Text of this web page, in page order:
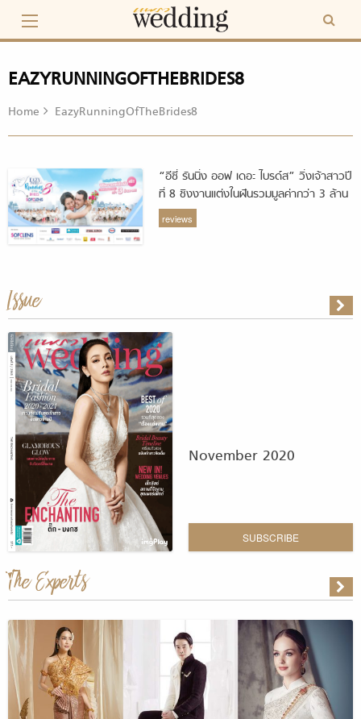
content
EAZYRUNNINGOFTHEBRIDES8
Home EazyRunningOfTheBrides8
“อีซี่ รันนิ่ง ออฟ เดอะ ไบรด์ส” วิ่งเจ้าสาวปี
ที่ 8 ชิงงานแต่งในฝันรวมมูลค่ากว่า 3 ล้าน
บาท เปิดรับสมัครคู่รักแบบไม่จำกัดแล้ว
reviews
Issue
November 2020
SUBSCRIBE
The Experts